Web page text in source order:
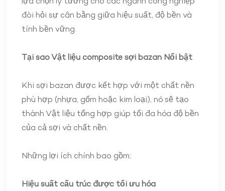
đòi hỏi sự cân bằng giữa hiệu suất, độ bền và
tính bền vững.
Tại saoVật liệu composite sợi bazan Nổi bật
Khi sợi bazan được kết hợp với một chất nền
phù hợp (nhựa, gốm hoặc kim loại), nó sẽ tạo
thành Vật liệu tổng hợp giúp tối đa hóa độ bền
của cả sợi và chất nền.
Những lợi ích chính bao gồm:
Hiệu suất cấu trúc được tối ưu hóa